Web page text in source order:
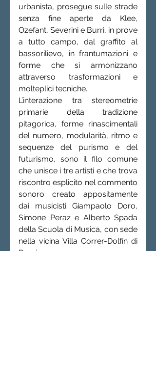
urbanista, prosegue sulle strade
senza fine aperte da Klee,
Ozefant, Severini e Burri, in prove
a tutto campo, dal graffito al
bassorilievo, in frantumazioni e
forme che si armonizzano
attraverso trasformazioni e
molteplici tecniche.
L’interazione tra stereometrie
primarie della tradizione
pitagorica, forme rinascimentali
del numero, modularità, ritmo e
sequenze del purismo e del
futurismo, sono il filo comune
che unisce i tre artisti e che trova
riscontro esplicito nel commento
sonoro creato appositamente
dai musicisti Giampaolo Doro,
Simone Peraz e Alberto Spada
della Scuola di Musica, con sede
nella vicina Villa Correr-Dolfin di
Porcia.